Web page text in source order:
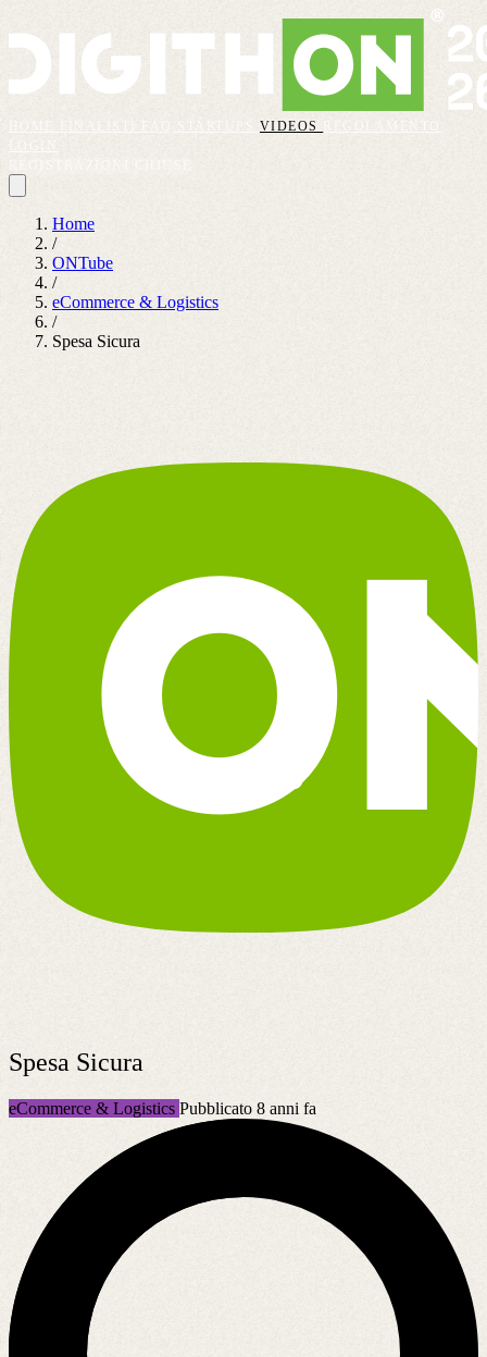
VIDEOS
REGOLAMENTO
Home
/
ONTube
/
eCommerce & Logistics
/
Spesa Sicura
Spesa Sicura
eCommerce & Logistics Pubblicato 8 anni fa